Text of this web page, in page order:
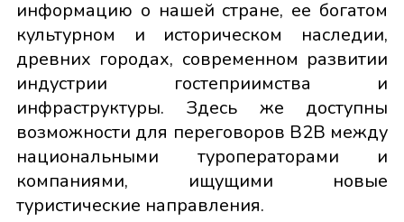
информацию о нашей стране, ее богатом
культурном и историческом наследии,
древних городах, современном развитии
индустрии гостеприимства и
инфраструктуры. Здесь же доступны
возможности для переговоров B2B между
национальными туроператорами и
компаниями, ищущими новые
туристические направления.